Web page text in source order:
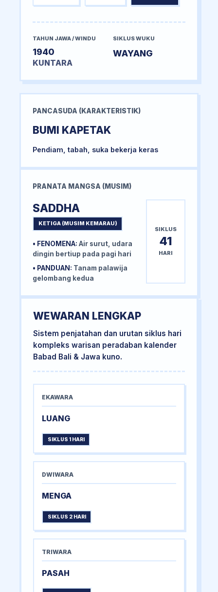
TAHUN JAWA / WINDU
1940
KUNTARA
SIKLUS WUKU
WAYANG
PANCASUDA (KARAKTERISTIK)
BUMI KAPETAK
Pendiam, tabah, suka bekerja keras
PRANATA MANGSA (MUSIM)
SADDHA
KETIGA (MUSIM KEMARAU)
• FENOMENA: Air surut, udara
dingin bertiup pada pagi hari
• PANDUAN: Tanam palawija
gelombang kedua
SIKLUS
41
HARI
WEWARAN LENGKAP
Sistem penjatahan dan urutan siklus hari
kompleks warisan peradaban kalender
Babad Bali & Jawa kuno.
EKAWARA
LUANG
SIKLUS 1 HARI
DWIWARA
MENGA
SIKLUS 2 HARI
TRIWARA
PASAH